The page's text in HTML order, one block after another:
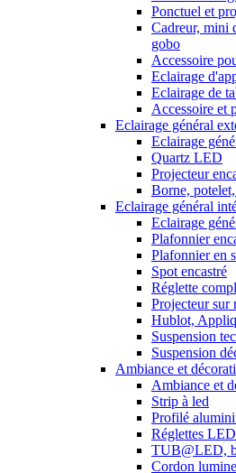
Ponctuel et
Cadreur, mini
gobo
Accessoire
Eclairage
Eclairage de
Accessoire et
Eclairage général
Eclairage
Quartz LED
Projecteur
Borne,
Eclairage général
Eclairage
Plafonnier
Plafonnier en
Spot encastré
Réglette
Projecteur sur
Hublot,
Suspension
Suspension
Ambiance et
Ambiance et
Strip à led
Profilé
Réglettes LED
TUB@LED,
Cordon